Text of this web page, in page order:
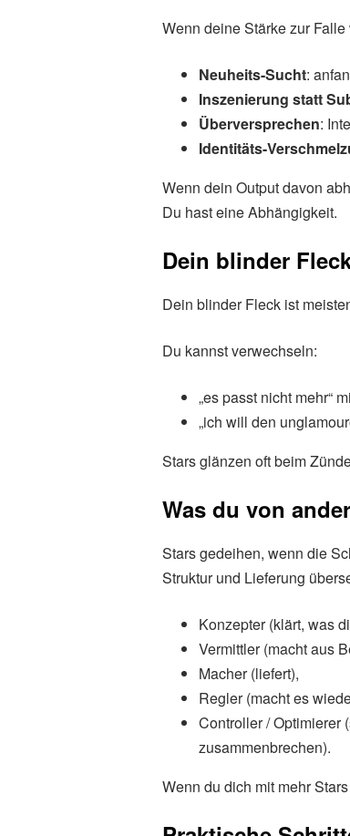
Wenn deine Stärke zur
Neuheits-Sucht:
Inszenierung statt
Überversprechen:
Identitäts-
Wenn dein Output davon
Du hast eine Abhängigkeit.
Dein blinder
Dein blinder Fleck ist
Du kannst verwechseln:
„es passt nicht mehr“
„ich will den
Stars glänzen oft beim
Was du von
Stars gedeihen, wenn die
Struktur und Lieferung
Konzepter (klärt, was
Vermittler (macht aus
Macher (liefert),
Regler (macht es
Controller / Optimierer
zusammenbrechen).
Wenn du dich mit mehr